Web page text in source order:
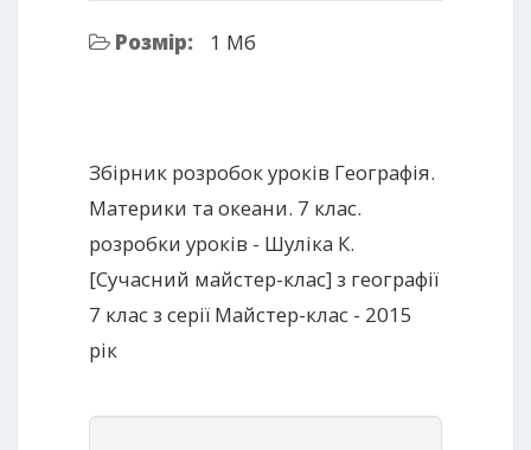
Розмір: 1 Мб
Збірник розробок уроків Географія.
Материки та океани. 7 клас.
розробки уроків - Шуліка К.
[Сучасний майстер-клас] з географії
7 клас з серії Майстер-клас - 2015
рік